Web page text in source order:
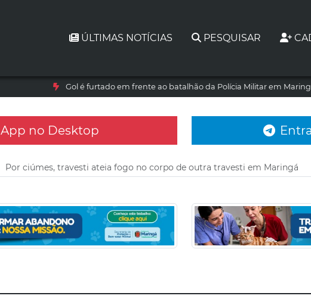
ÚLTIMAS NOTÍCIAS PESQUISAR
Gol é furtado em frente ao batalhão da Polícia Militar em
no Desktop
Por ciúmes, travesti ateia fogo no corpo de outra travesti em Maringá